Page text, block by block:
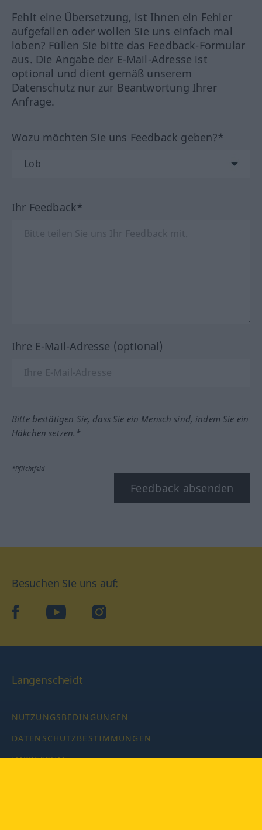
Fehlt eine Übersetzung, ist Ihnen ein Fehler
aufgefallen oder wollen Sie uns einfach mal
loben? Füllen Sie bitte das Feedback-Formular
aus. Die Angabe der E-Mail-Adresse ist
optional und dient gemäß unserem
Datenschutz nur zur Beantwortung Ihrer
Anfrage.
Wozu möchten Sie uns Feedback geben?*
Ihr Feedback*
Ihre E-Mail-Adresse (optional)
Bitte bestätigen Sie, dass Sie ein Mensch sind, indem Sie ein
Häkchen setzen.*
*Pflichtfeld
Feedback absenden
Besuchen Sie uns auf:
facebookYouTube Instagram
Langenscheidt
NUTZUNGSBEDINGUNGEN
DATENSCHUTZBESTIMMUNGEN
IMPRESSUM